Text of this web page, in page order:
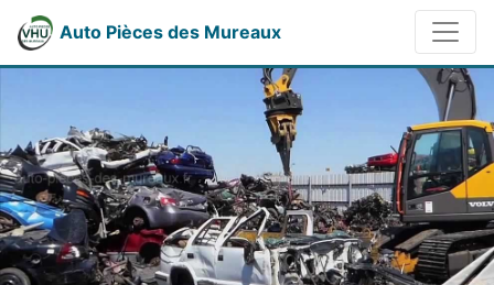
Auto Pièces des Mureaux